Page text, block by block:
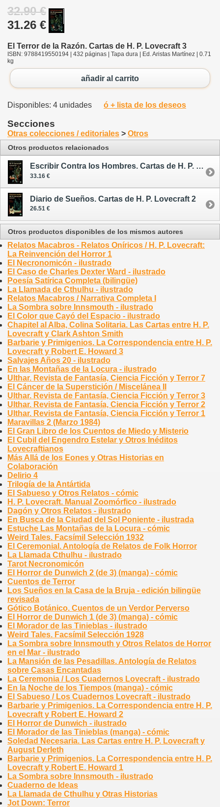
32.90 €
31.26 €
El Terror de la Razón. Cartas de H. P. Lovecraft 3
ISBN: 9788419550194 | 432 páginas | Tapa dura | Ed. Aristas Martínez | 0.71
kg
añadir al carrito
Disponibles: 4 unidades ó + lista de los deseos
Secciones
Otras colecciones / editoriales > Otros
Otros productos relacionados
Escribir Contra los Hombres. Cartas de H. P. Lovecraft 1
33.16 €
Diario de Sueños. Cartas de H. P. Lovecraft 2
26.51 €
Otros productos disponibles de los mismos autores
Relatos Macabros - Relatos Oníricos / H. P. Lovecraft:
La Reinvención del Horror 1
El Necronomicón - ilustrado
El Caso de Charles Dexter Ward - ilustrado
Poesía Satírica Completa (bilingüe)
La Llamada de Cthulhu - ilustrado
Relatos Macabros / Narrativa Completa I
La Sombra sobre Innsmouth - ilustrado
El Color que Cayó del Espacio - ilustrado
Chapitel al Alba, Colina Solitaria. Las Cartas entre H. P.
Lovecraft y Clark Ashton Smith
Barbarie y Primigenios. La Correspondencia entre H. P.
Lovecraft y Robert E. Howard 3
Salvajes Años 20 - ilustrado
En las Montañas de la Locura - ilustrado
Ulthar. Revista de Fantasía, Ciencia Ficción y Terror 7
El Cáncer de la Superstición / Miscelánea II
Ulthar. Revista de Fantasía, Ciencia Ficción y Terror 3
Ulthar. Revista de Fantasía, Ciencia Ficción y Terror 2
Ulthar. Revista de Fantasía, Ciencia Ficción y Terror 1
Maravillas 2 (Marzo 1984)
El Gran Libro de los Cuentos de Miedo y Misterio
El Cubil del Engendro Estelar y Otros Inéditos
Lovecraftianos
Más Allá de los Eones y Otras Historias en
Colaboración
Delirio 4
Trilogía de la Antártida
El Sabueso y Otros Relatos - cómic
H. P. Lovecraft. Manual Zoomórfico - ilustrado
Dagón y Otros Relatos - ilustrado
En Busca de la Ciudad del Sol Poniente - ilustrada
Estuche Las Montañas de la Locura - cómic
Weird Tales. Facsímil Selección 1932
El Ceremonial. Antología de Relatos de Folk Horror
La Llamada Cthulhu - ilustrado
Tarot Necronomicón
El Horror de Dunwich 2 (de 3) (manga) - cómic
Cuentos de Terror
Los Sueños en la Casa de la Bruja - edición bilingüe
revisada
Gótico Botánico. Cuentos de un Verdor Perverso
El Horror de Dunwich 1 (de 3) (manga) - cómic
El Morador de las Tinieblas - ilustrado
Weird Tales. Facsímil Selección 1928
La Sombra sobre Innsmouth y Otros Relatos de Horror
en el Mar - ilustrado
La Mansión de las Pesadillas. Antología de Relatos
sobre Casas Encantadas
La Ceremonia / Los Cuadernos Lovecraft - ilustrado
En la Noche de los Tiempos (manga) - cómic
El Sabueso / Los Cuadernos Lovecraft - ilustrado
Barbarie y Primigenios. La Correspondencia entre H. P.
Lovecraft y Robert E. Howard 2
El Horror de Dunwich - ilustrado
El Morador de las Tinieblas (manga) - cómic
Soledad Necesaria. Las Cartas entre H. P. Lovecraft y
August Derleth
Barbarie y Primigenios. La Correspondencia entre H. P.
Lovecraft y Robert E. Howard 1
La Sombra sobre Innsmouth - ilustrado
Cuaderno de Ideas
La Llamada de Cthulhu y Otras Historias
Jot Down: Terror